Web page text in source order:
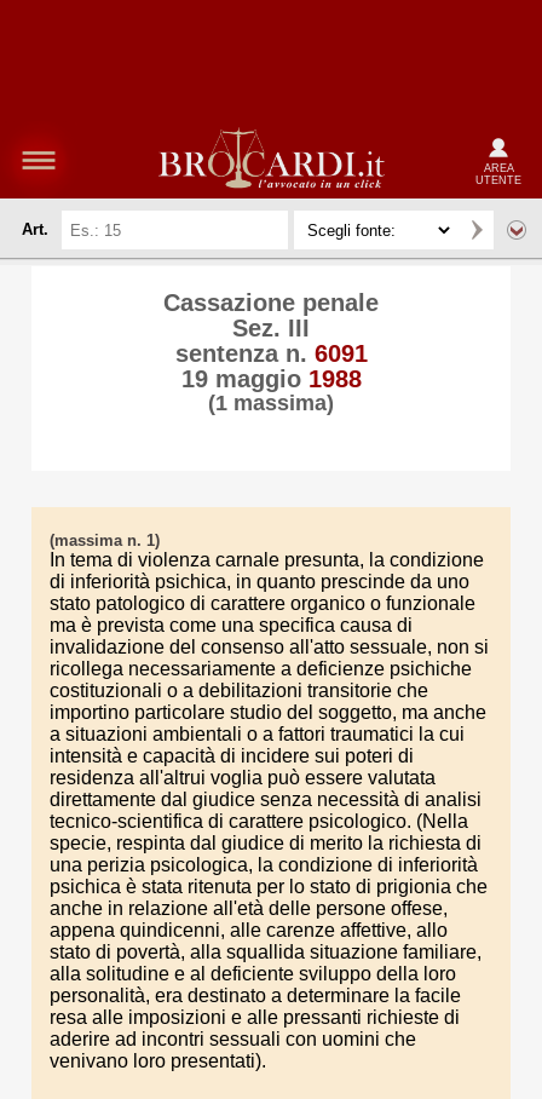
AREA
UTENTE
Art.
Cassazione penale
Sez. III
sentenza n. 6091
19 maggio 1988
(1 massima)
(massima n. 1)
In tema di violenza carnale presunta, la condizione
di inferiorità psichica, in quanto prescinde da uno
stato patologico di carattere organico o funzionale
ma è prevista come una specifica causa di
invalidazione del consenso all'atto sessuale, non si
ricollega necessariamente a deficienze psichiche
costituzionali o a debilitazioni transitorie che
importino particolare studio del soggetto, ma anche
a situazioni ambientali o a fattori traumatici la cui
intensità e capacità di incidere sui poteri di
residenza all'altrui voglia può essere valutata
direttamente dal giudice senza necessità di analisi
tecnico-scientifica di carattere psicologico. (Nella
specie, respinta dal giudice di merito la richiesta di
una perizia psicologica, la condizione di inferiorità
psichica è stata ritenuta per lo stato di prigionia che
anche in relazione all'età delle persone offese,
appena quindicenni, alle carenze affettive, allo
stato di povertà, alla squallida situazione familiare,
alla solitudine e al deficiente sviluppo della loro
personalità, era destinato a determinare la facile
resa alle imposizioni e alle pressanti richieste di
aderire ad incontri sessuali con uomini che
venivano loro presentati).